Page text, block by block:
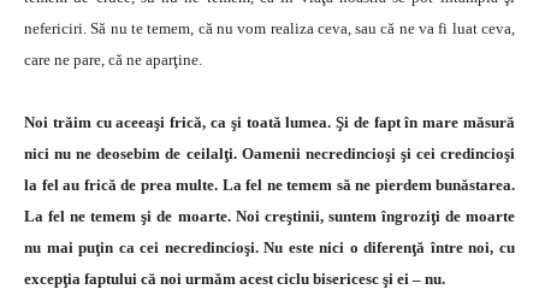
nefericiri. Să nu te temem, că nu vom realiza ceva, sau că ne va fi luat ceva,
care ne pare, că ne aparţine.
Noi trăim cu aceeaşi frică, ca şi toată lumea. Şi de fapt în mare măsură
nici nu ne deosebim de ceilalţi. Oamenii necredincioşi şi cei credincioşi
la fel au frică de prea multe. La fel ne temem să ne pierdem bunăstarea.
La fel ne temem şi de moarte. Noi creştinii, suntem îngroziţi de moarte
nu mai puţin ca cei necredincioşi. Nu este nici o diferenţă între noi, cu
excepţia faptului că noi urmăm acest ciclu bisericesc şi ei – nu.